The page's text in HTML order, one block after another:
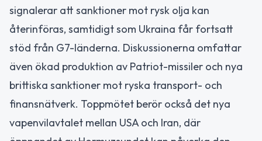
signalerar att sanktioner mot rysk olja kan
återinföras, samtidigt som Ukraina får fortsatt
stöd från G7-länderna. Diskussionerna omfattar
även ökad produktion av Patriot-missiler och nya
brittiska sanktioner mot ryska transport- och
finansnätverk. Toppmötet berör också det nya
vapenvilavtalet mellan USA och Iran, där